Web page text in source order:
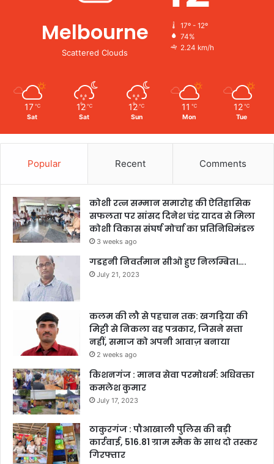
Melbourne
Scattered Clouds
17º - 12º
74%
2.24 km/h
17 ℃
Sat
12 ℃
Sat
12 ℃
Sun
11 ℃
Mon
12 ℃
Tue
Popular Recent Comments
कोशी रत्न सम्मान समारोह की ऐतिहासिक
सफलता पर सांसद दिनेश चंद्र यादव से मिला
कोशी विकास संघर्ष मोर्चा का प्रतिनिधिमंडल
3 weeks ago
गडहनी निवर्तमान सीओ हुए निलम्बित।….
July 21, 2023
कलम की लौ से पहचान तक: खगड़िया की
मिट्टी से निकला वह पत्रकार, जिसने सत्ता
नहीं, समाज को अपनी आवाज़ बनाया
2 weeks ago
किशनगंज : मानव सेवा परमोधर्म: अधिवक्ता
कमलेश कुमार
July 17, 2023
ठाकुरगंज : पौआखाली पुलिस की बड़ी
कार्रवाई, 516.81 ग्राम स्मैक के साथ दो तस्कर
गिरफ्तार